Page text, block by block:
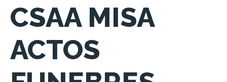
CSAA MISA
ACTOS